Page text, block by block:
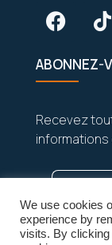
ABONNEZ-
Recevez
We use cookies
experience by
visits. By clicking